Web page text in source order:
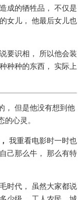
成的牺牲品， 不仅是
女儿， 他最后女儿也
要识相， 所以他会装
种种的东西， 实际上
， 但是他没有想到他
心灵。
我重看电影时一时也
己那么牛， 那么有特
时代， 虽然大家都说